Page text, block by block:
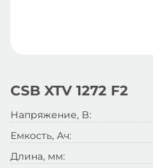
CSB XTV 1272 F2
Напряжение, B:
Емкость, Ач:
Длина, мм: